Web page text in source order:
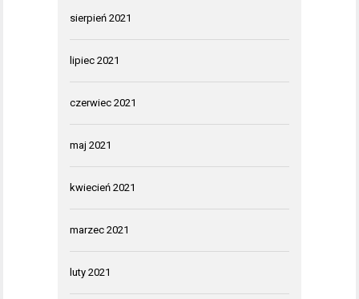
sierpień 2021
lipiec 2021
czerwiec 2021
maj 2021
kwiecień 2021
marzec 2021
luty 2021